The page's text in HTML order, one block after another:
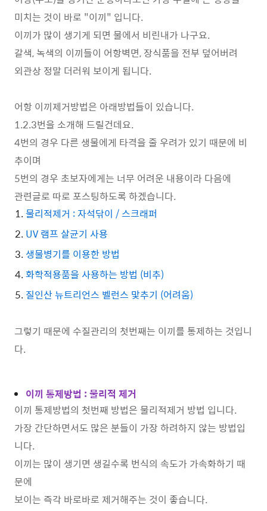
미치는 것이 바로 "이끼" 입니다.
이끼가 많이 생기게 되면 물에서 비린내가 나구요.
갈색, 녹색의 이끼들이 어항벽면, 장식품을 전부 덮어버려
외관상 정말 더러워 보이게 됩니다.
어항 이끼제거방법은 아래방법들이 있습니다.
1.2.3번을 소개해 드릴건데요.
4번의 경우 다른 생물에게 타격을 줄 우려가 있기 때문에 비
추이며
5번의 경우 초보자에게는 너무 어려운 내용이라 다음에
관련글로 따로 포스팅하도록 하겠습니다.
물리적제거 : 자석닦이 / 스크래퍼
UV 램프 살균기 사용
생물병기를 이용한 방법
화학적용품을 사용하는 방법 (비추)
질인산 뉴트리언스 벨런스 맟추기 (어려움)
그렇기 때문에 수질관리의 첫번째는 이끼를 통제하는 것입니
다.
이끼 통제방법 : 물리적 제거
이끼 통제방법의 첫번째 방법은 물리적제거 방법 입니다.
가장 간단하면서도 많은 분들이 가장 하려하지 않는 방법입
니다.
이끼는 많이 생기면 생길수록 번식의 속도가 가속화하기 때
문에
보이는 즉각 바로바로 제거해주는 것이 좋습니다.